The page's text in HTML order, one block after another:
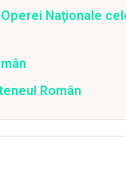
Naţionale
Român